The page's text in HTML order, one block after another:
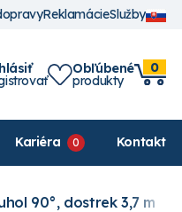
ReklamácieSlužby
Obľúbené
produkty
0
Kariéra Kontakt
90°, dostrek 3,7 m